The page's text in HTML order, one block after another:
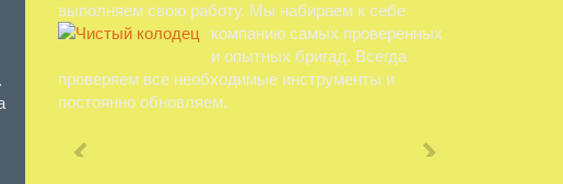
выполняем свою работу. Мы набираем к себе
компанию самых проверенных
и опытных бригад. Всегда
проверяем все необходимые инструменты и
постоянно обновляем.